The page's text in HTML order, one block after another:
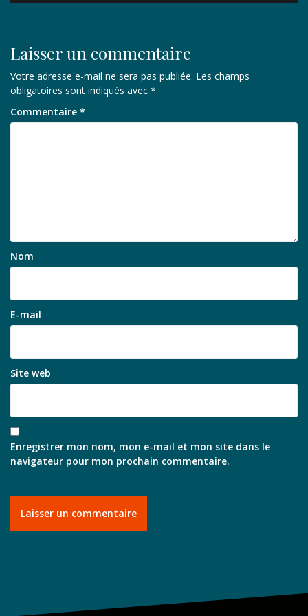
l’article
Laisser un commentaire
Votre adresse e-mail ne sera pas publiée. Les champs
obligatoires sont indiqués avec *
Commentaire *
Nom
E-mail
Site web
Enregistrer mon nom, mon e-mail et mon site dans le
navigateur pour mon prochain commentaire.